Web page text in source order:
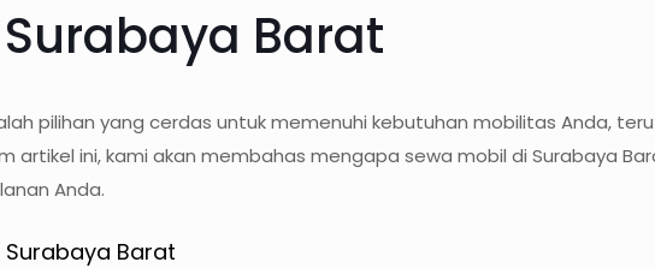
Barat
pilihan yang cerdas untuk memenuhi kebutuhan mobilitas Anda,
artikel ini, kami akan membahas mengapa sewa mobil di Surabaya
Anda.
Surabaya Barat